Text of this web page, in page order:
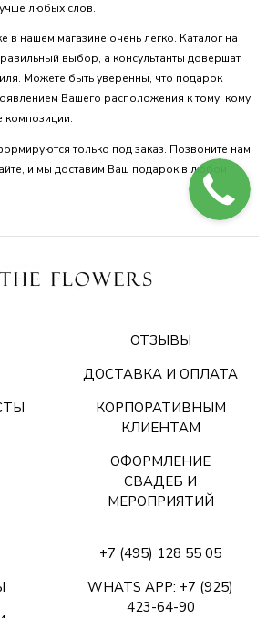
любых слов.
в нашем магазине очень легко. Каталог на
выбор, а консультанты довершат
Можете быть уверенны, что подарок
Вашего расположения к тому, кому
композиции.
только под заказ. Позвоните нам,
и мы доставим Ваш подарок в любой
ОТЗЫВЫ
ДОСТАВКА И ОПЛАТА
КОРПОРАТИВНЫМ
КЛИЕНТАМ
ОФОРМЛЕНИЕ
СВАДЕБ И
МЕРОПРИЯТИЙ
+7 (495) 128 55 05
WHATS APP: +7 (925)
423-64-90